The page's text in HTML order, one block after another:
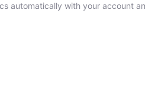
automatically with your account